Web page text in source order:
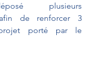
plusieurs
afin de renforcer 3
porté par le